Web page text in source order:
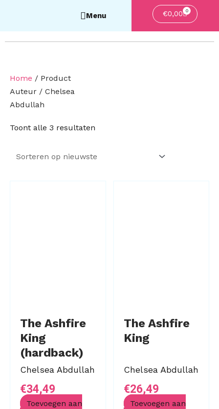
€0,00 0
Home / Product
Auteur / Chelsea
Abdullah
Toont alle 3 resultaten
nieuwste
The Ashfire
King
(hardback)
Chelsea Abdullah
€34,49
Toevoegen aan
The Ashfire
King
Chelsea Abdullah
€26,49
Toevoegen aan